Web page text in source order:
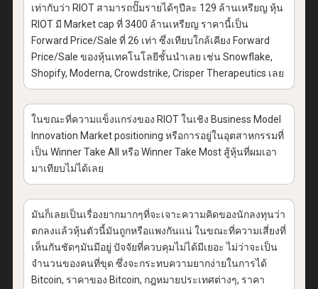
เท่ากับว่า RIOT สามารถปั๊มรายได้ๆปีละ 129 ล้านเหรียญ หุ้น
RIOT มี Market cap ที่ 3400 ล้านเหรียญ ราคานี้เป็น
Forward Price/Sale ที่ 26 เท่า ซึ่งเทียบใกล้เคียง Forward
Price/Sale ของหุ้นเทคโนโลยีชั้นนำเลย เช่น Snowflake,
Shopify, Moderna, Crowdstrike, Crisper Therapeutics เลย
ในขณะที่ความแข็งแกร่งของ RIOT ในเชิง Business Model
Innovation Market positioning หรือการอยู่ในอุตสาหกรรมที่
เป็น Winner Take All หรือ Winner Take Most สู้หุ้นที่ผมเอา
มาเทียบไม่ได้เลย
มันก็เลยเป็นเรื่องยากมากๆที่จะเจาะความคิดของนักลงทุนว่า
ตกลงแล้วหุ้นตัวนี้มันถูกหรือแพงกันแน่ ในขณะที่ความเสี่ยงที่
เห็นกันชัดๆมันมีอยู่ ปัจจัยที่ควบคุมไม่ได้มีเยอะ ไม่ว่าจะเป็น
จำนวนของคนที่ขุด ซึ่งจะกระทบความยากง่ายในการได้
Bitcoin, ราคาของ Bitcoin, กฎหมายประเทศต่างๆ, ราคา